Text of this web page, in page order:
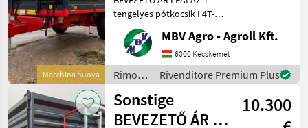
Macchina nuova
pótkocsik I 4T-8
tengelyes pótkocsik I 4T-8T
Ha PALAZ akkor kizárólag
az MBV AGRO! Vásároljon
közvetlenül az importőrtől,
a régió legnagyobb PALAZ
kereskedőitő
MBV Agro - Agroll Kft.
6000 Kecskemét
Rimorchi
/
Sonstige
Rivenditore Premium Plus
Sonstige
BEVEZETŐ ÁR I
10.300